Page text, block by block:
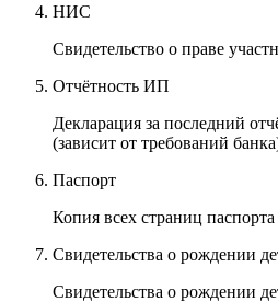
НИС
Свидетельство о праве
Отчётность ИП
Декларация за последний
(зависит от требований
Паспорт
Копия всех страниц паспорта
Свидетельства о рождении
Свидетельства о рождении